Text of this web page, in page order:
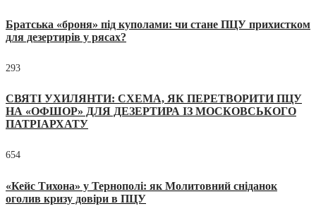
Братська «броня» під куполами: чи стане ПЦУ прихистком
для дезертирів у рясах?
293
СВЯТІ УХИЛЯНТИ: СХЕМА, ЯК ПЕРЕТВОРИТИ ПЦУ
НА «ОФШОР» ДЛЯ ДЕЗЕРТИРА ІЗ МОСКОВСЬКОГО
ПАТРІАРХАТУ
654
«Кейс Тихона» у Тернополі: як Молитовний сніданок
оголив кризу довіри в ПЦУ